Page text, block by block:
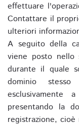
effettuare
Contattare il
ulteriori
A seguito della
viene posto nello
durante il quale
dominio
esclusivamente
presentando la
registrazione, cioè